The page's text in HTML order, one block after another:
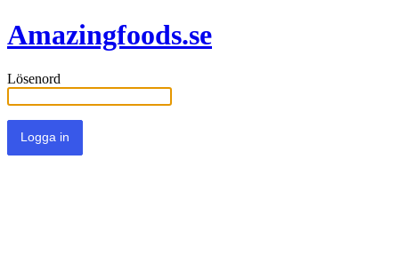
Amazingfoods.se
Lösenord